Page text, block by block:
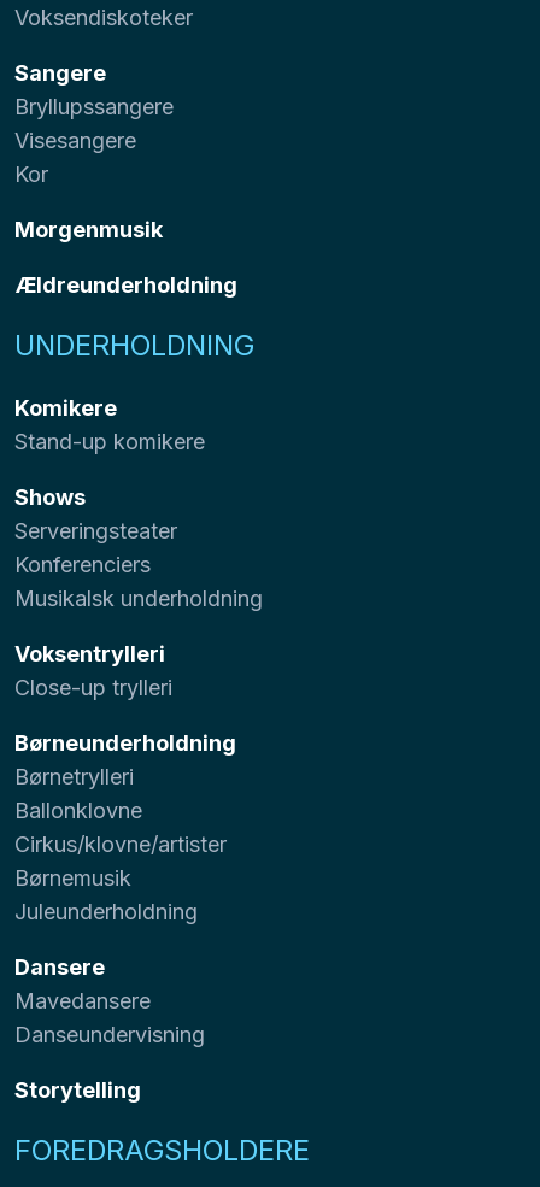
Voksendiskoteker
Sangere
Bryllupssangere
Visesangere
Kor
Morgenmusik
Ældreunderholdning
UNDERHOLDNING
Komikere
Stand-up komikere
Shows
Serveringsteater
Konferenciers
Musikalsk underholdning
Voksentrylleri
Close-up trylleri
Børneunderholdning
Børnetrylleri
Ballonklovne
Cirkus/klovne/artister
Børnemusik
Juleunderholdning
Dansere
Mavedansere
Danseundervisning
Storytelling
FOREDRAGSHOLDERE